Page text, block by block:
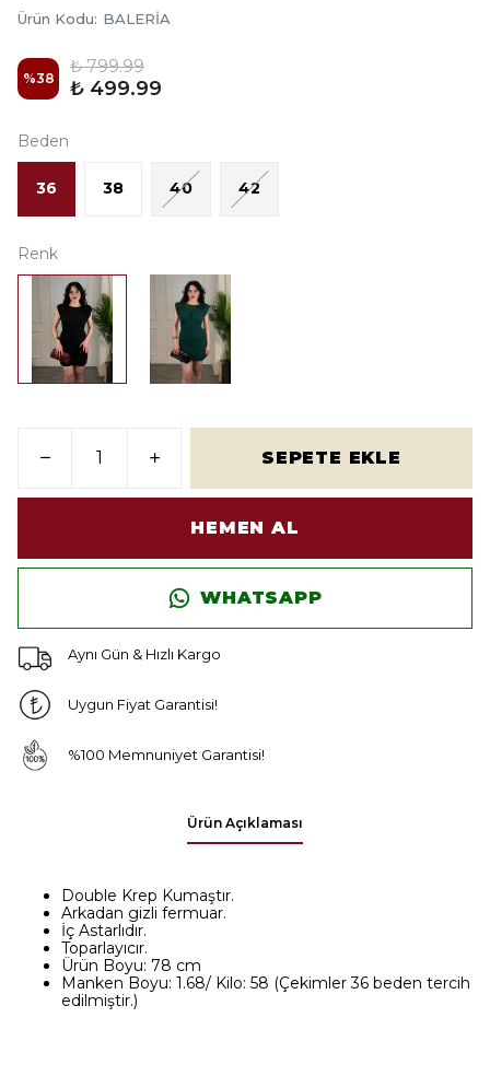
Ürün Kodu: BALERİA
%38
₺ 799.99
₺ 499.99
Beden
36 38 40 42
Renk
SEPETE EKLE
HEMEN AL
WHATSAPP
Aynı Gün & Hızlı Kargo
Uygun Fiyat Garantisi!
%100 Memnuniyet Garantisi!
Ürün Açıklaması
Double Krep Kumaştır.
Arkadan gizli fermuar.
İç Astarlıdır.
Toparlayıcır.
Ürün Boyu: 78 cm
Manken Boyu: 1.68/ Kilo: 58 (Çekimler 36 beden tercih
edilmiştir.)